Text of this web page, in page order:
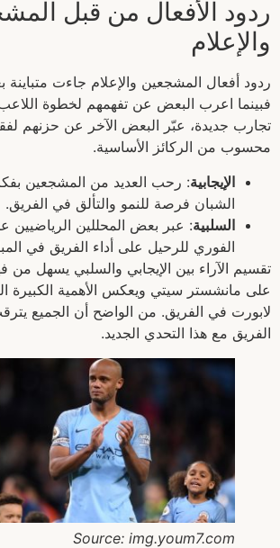
ردود الأفعال من قبل
والإعلام
ردود أفعال المشجعين والإعلام جاءت متباينة
فبينما اعرب البعض عن تفهمهم لخطوة
تجارب جديدة، عبّر البعض الآخر عن حزنهم
محسوب من الركائز الأساسية.
الإيجابية: رحب العديد من المشجعين
الشبان فرصة للنمو والتألق في الفريق.
السلبية: عبر بعض المحللين الرياضيين
الفوري للرحيل على أداء الفريق في
تقسيم الآراء بين الإيجابي والسلبي يسهل من
على مانشستر سيتي ويعكس الأهمية الكبيرة
لابورت في الفريق. من الواضح أن الجميع
الفريق مع هذا التحدي الجديد.
Source: img.youm7.com